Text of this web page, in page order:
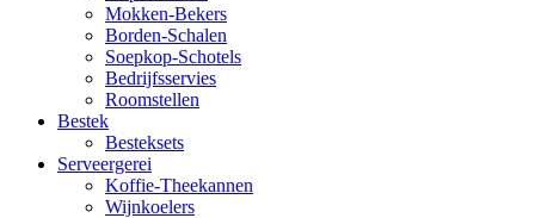
Mokken-Bekers
Borden-Schalen
Soepkop-Schotels
Bedrijfsservies
Roomstellen
Bestek
Besteksets
Serveergerei
Koffie-Theekannen
Wijnkoelers